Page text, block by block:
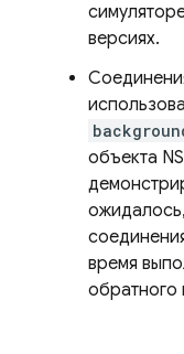
версиях.
объекта
время
обратного